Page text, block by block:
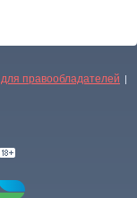
для правообладателей |